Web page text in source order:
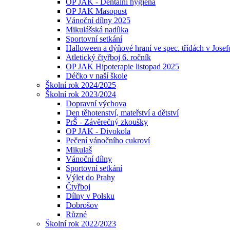
OP JAK - Dentální hygiena
OP JAK Masopust
Vánoční dílny 2025
Mikulášská nadílka
Sportovní setkání
Halloween a dýňové hraní ve spec. třídách v
Atletický čtyřboj 6. ročník
OP JAK Hipoterapie listopad 2025
Déčko v naší škole
Školní rok 2024/2025
Školní rok 2023/2024
Dopravní výchova
Den těhotenství, mateřství a dětství
PrŠ - Závěrečný zkoušky
OP JAK - Divokola
Pečení vánočního cukroví
Mikulaš
Vánoční dílny
Sportovní setkání
Výlet do Prahy
Čtyřboj
Dílny v Polsku
Dobrošov
Různé
Školní rok 2022/2023